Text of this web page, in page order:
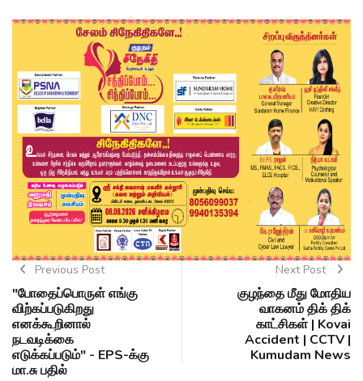
Previous Post
"போதைப்பொருள் எங்கு
விற்கப்படுகிறது
எனக்கூறினால்
நடவடிக்கை
எடுக்கப்படும்" - EPS-க்கு
மா.சு பதில்
Next Post
குழந்தை மீது மோதிய
வாகனம் திக் திக்
காட்சிகள் | Kovai
Accident | CCTV |
Kumudam News